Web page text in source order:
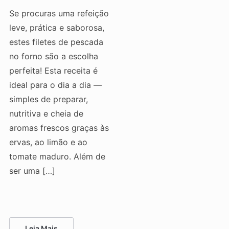
Se procuras uma refeição
leve, prática e saborosa,
estes filetes de pescada
no forno são a escolha
perfeita! Esta receita é
ideal para o dia a dia —
simples de preparar,
nutritiva e cheia de
aromas frescos graças às
ervas, ao limão e ao
tomate maduro. Além de
ser uma […]